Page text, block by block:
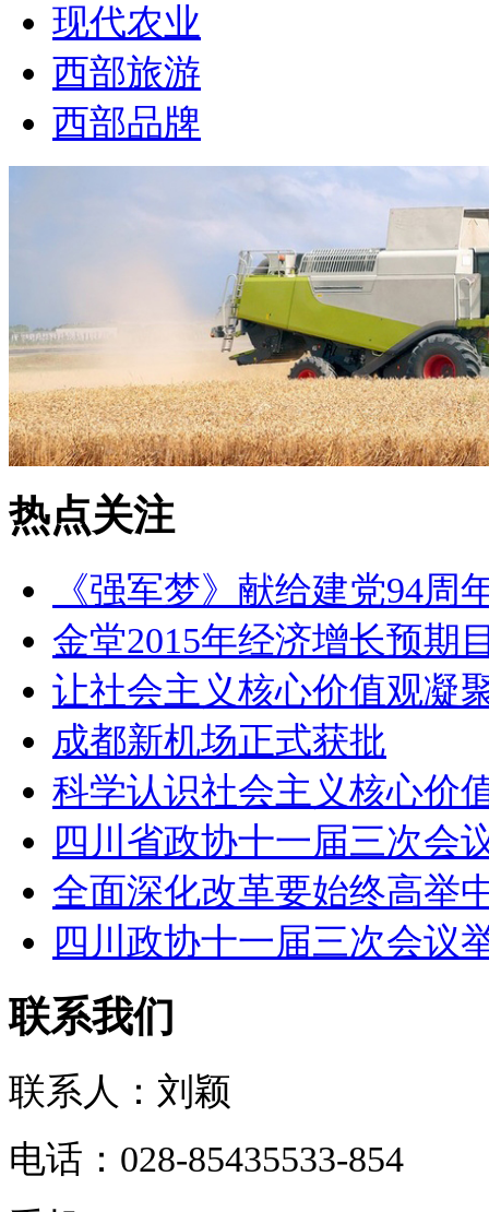
现代农业
西部旅游
西部品牌
热点关注
《强军梦》献给建党94周
金堂2015年经济增长预期
让社会主义核心价值观凝
成都新机场正式获批
科学认识社会主义核心价
四川省政协十一届三次会
全面深化改革要始终高举
四川政协十一届三次会议
联系我们
联系人：刘颖
电话：028-85435533-854